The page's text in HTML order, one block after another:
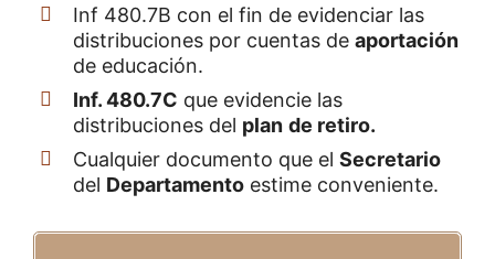
Inf 480.7B con el fin de evidenciar las
distribuciones por cuentas de aportación
de educación.
Inf. 480.7C que evidencie las
distribuciones del plan de retiro.
Cualquier documento que el Secretario
del Departamento estime conveniente.